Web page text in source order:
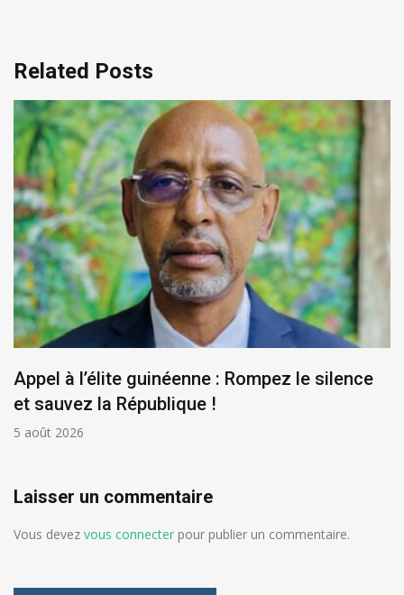
Related Posts
Appel à l’élite guinéenne : Rompez le silence
et sauvez la République !
5 août 2026
Laisser un commentaire
Vous devez vous connecter pour publier un commentaire.